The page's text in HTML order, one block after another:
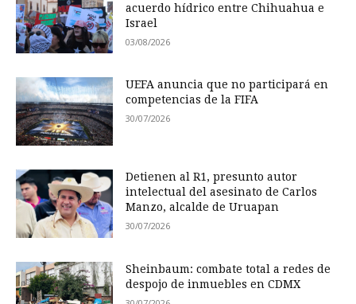
acuerdo hídrico entre Chihuahua e
Israel
03/08/2026
UEFA anuncia que no participará en
competencias de la FIFA
30/07/2026
Detienen al R1, presunto autor
intelectual del asesinato de Carlos
Manzo, alcalde de Uruapan
30/07/2026
Sheinbaum: combate total a redes de
despojo de inmuebles en CDMX